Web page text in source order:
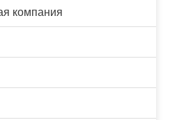
компания